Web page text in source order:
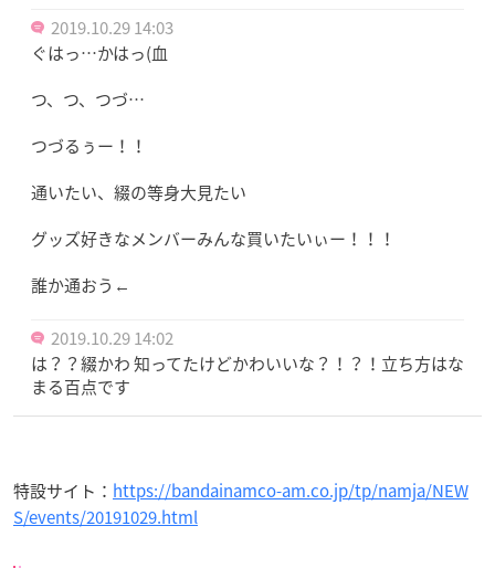
2019.10.29 14:03
ぐはっ…かはっ(血
つ、つ、つづ…
つづるぅー！！
通いたい、綴の等身大見たい
グッズ好きなメンバーみんな買いたいぃー！！！
誰か通おう←
2019.10.29 14:02
は？？綴かわ 知ってたけどかわいいな？！？！立ち方はな
まる百点です
特設サイト： https://bandainamco-am.co.jp/tp/namja/NEW
S/events/20191029.html